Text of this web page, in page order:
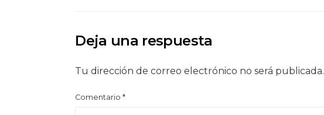
Deja una respuesta
Tu dirección de correo electrónico no será publicada.
Comentario*